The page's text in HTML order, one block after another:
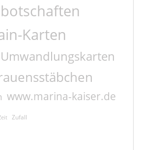
Karten
Umwandlungskarten
www.marina-kaiser.de
Zufall